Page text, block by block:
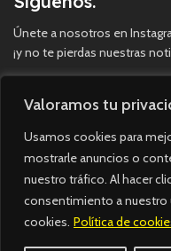
Valoramos tu
Usamos cookies para
mostrarle anuncios o
nuestro tráfico. Al hacer
consentimiento a nuestro
cookies. Política de
Únete a nosotros en
¡y no te pierdas nuestras